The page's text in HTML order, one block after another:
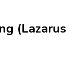
(Lazarus